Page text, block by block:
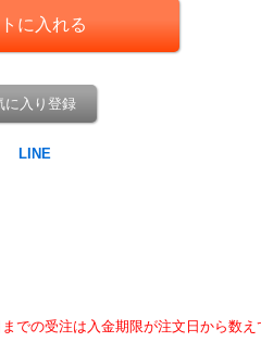
に入り登録
での受注は入金期限が注文日から数